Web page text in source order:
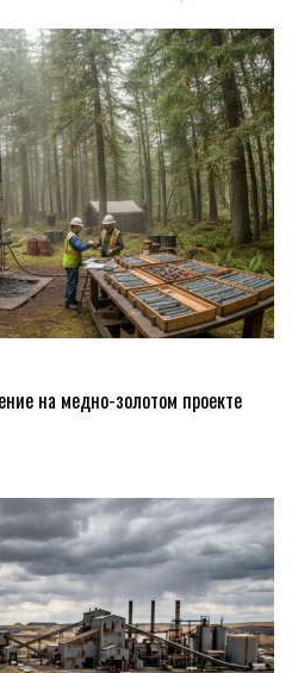
на медно-золотом проекте